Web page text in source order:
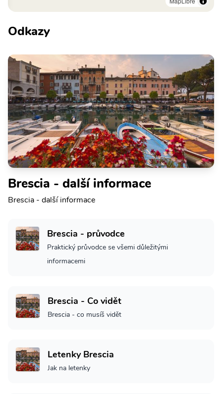
Odkazy
Brescia - další informace
Brescia - další informace
Brescia - průvodce
Praktický průvodce se všemi důležitými
informacemi
Brescia - Co vidět
Brescia - co musíš vidět
Letenky Brescia
Jak na letenky